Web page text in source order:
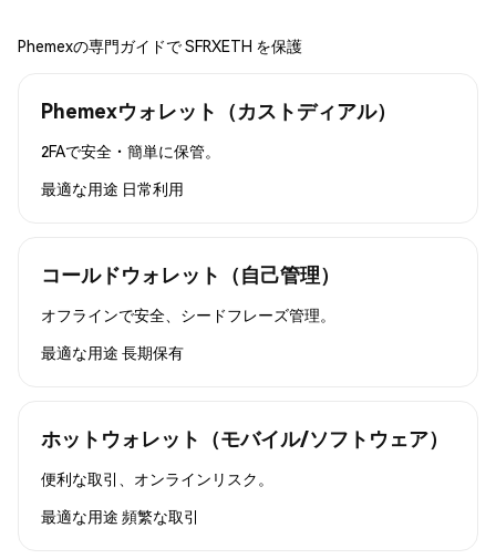
Phemexの専門ガイドで SFRXETH を保護
Phemexウォレット（カストディアル）
2FAで安全・簡単に保管。
最適な用途 日常利用
コールドウォレット（自己管理）
オフラインで安全、シードフレーズ管理。
最適な用途 長期保有
ホットウォレット（モバイル/ソフトウェア）
便利な取引、オンラインリスク。
最適な用途 頻繁な取引